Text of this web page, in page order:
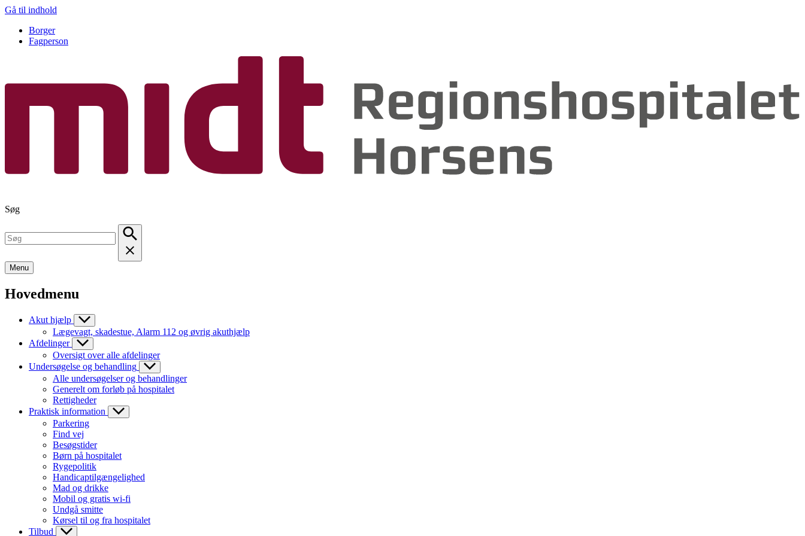
Gå til indhold
Borger
Fagperson
Søg
Menu
Hovedmenu
Akut hjælp
Lægevagt, skadestue, Alarm 112 og øvrig akuthjælp
Afdelinger
Oversigt over alle afdelinger
Undersøgelse og behandling
Alle undersøgelser og behandlinger
Generelt om forløb på hospitalet
Rettigheder
Praktisk information
Parkering
Find vej
Besøgstider
Børn på hospitalet
Rygepolitik
Handicaptilgængelighed
Mad og drikke
Mobil og gratis wi-fi
Undgå smitte
Kørsel til og fra hospitalet
Tilbud